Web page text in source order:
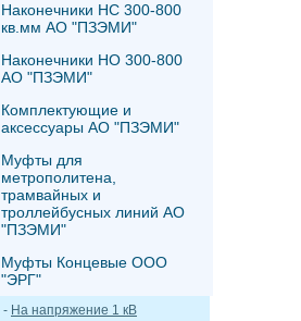
Наконечники НС 300-800
кв.мм АО "ПЗЭМИ"
Наконечники НО 300-800
АО "ПЗЭМИ"
Комплектующие и
аксессуары АО "ПЗЭМИ"
Муфты для
метрополитена,
трамвайных и
троллейбусных линий АО
"ПЗЭМИ"
Муфты Концевые ООО
"ЭРГ"
- На напряжение 1 кВ